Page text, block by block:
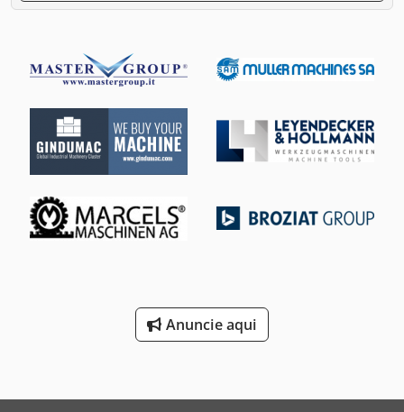
Anuncie aqui